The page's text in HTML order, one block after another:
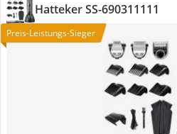
Hatteker SS-690311111
Preis-Leistungs-Sieger